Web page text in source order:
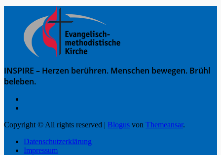
INSPIRE – Herzen berühren. Menschen bewegen. Brühl
beleben.
Copyright © All rights reserved | Blogus von Themeansar.
Datenschutzerklärung
Impressum